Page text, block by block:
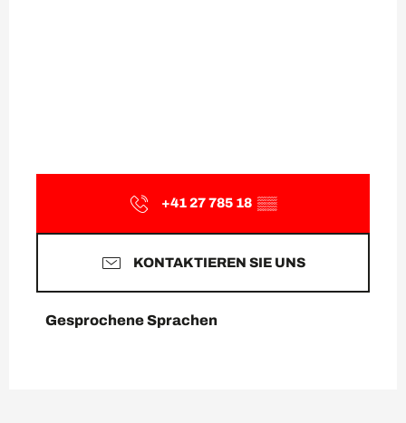
+41 27 785 18 ▒▒
KONTAKTIEREN SIE UNS
Gesprochene Sprachen
Gesprochene Sprachen